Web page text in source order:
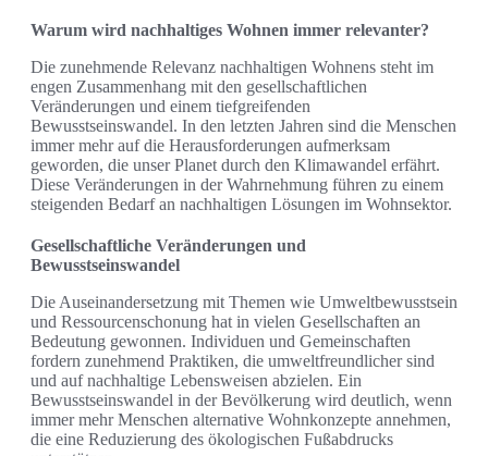
Warum wird nachhaltiges Wohnen immer relevanter?
Die zunehmende Relevanz nachhaltigen Wohnens steht im
engen Zusammenhang mit den gesellschaftlichen
Veränderungen und einem tiefgreifenden
Bewusstseinswandel. In den letzten Jahren sind die Menschen
immer mehr auf die Herausforderungen aufmerksam
geworden, die unser Planet durch den Klimawandel erfährt.
Diese Veränderungen in der Wahrnehmung führen zu einem
steigenden Bedarf an nachhaltigen Lösungen im Wohnsektor.
Gesellschaftliche Veränderungen und
Bewusstseinswandel
Die Auseinandersetzung mit Themen wie Umweltbewusstsein
und Ressourcenschonung hat in vielen Gesellschaften an
Bedeutung gewonnen. Individuen und Gemeinschaften
fordern zunehmend Praktiken, die umweltfreundlicher sind
und auf nachhaltige Lebensweisen abzielen. Ein
Bewusstseinswandel in der Bevölkerung wird deutlich, wenn
immer mehr Menschen alternative Wohnkonzepte annehmen,
die eine Reduzierung des ökologischen Fußabdrucks